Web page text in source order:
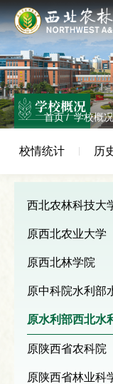
学校概况
首页/ 学校概
校情统计 历
西北农林科技大
原西北农业大学
原西北林学院
原中科院水利部
原水利部西北水
原陕西省农科院
原陕西省林业科